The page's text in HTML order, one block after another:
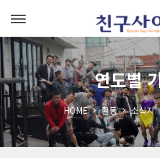
연도별
HOME 활동 소식지